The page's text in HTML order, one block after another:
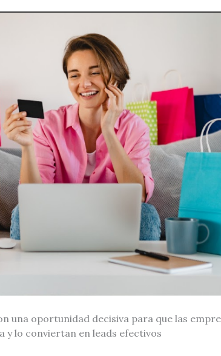
una oportunidad decisiva para que las
y lo conviertan en leads efectivos